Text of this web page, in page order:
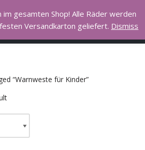
“Warnweste für Kinder”
gesamten Shop! Alle Räder werden
Versandkarton geliefert. Dismiss